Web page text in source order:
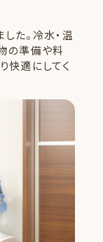
た。冷水・温
の準備や料
快適にしてく